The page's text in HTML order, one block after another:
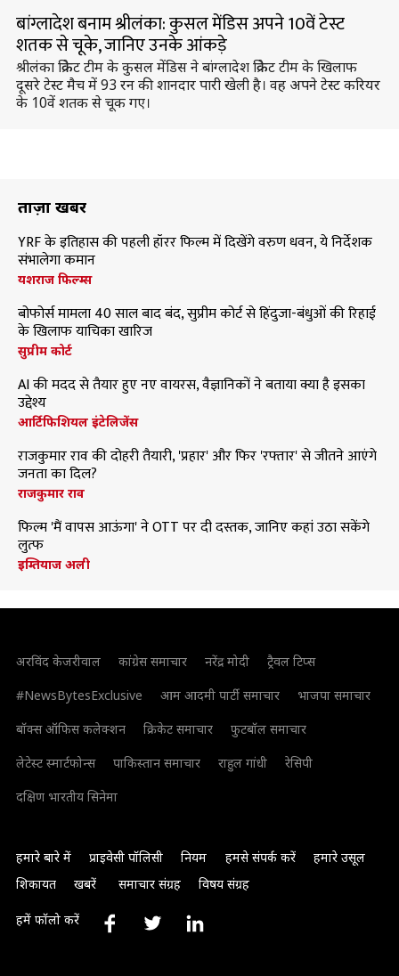
बांग्लादेश बनाम श्रीलंका: कुसल मेंडिस अपने 10वें टेस्ट
शतक से चूके, जानिए उनके आंकड़े
श्रीलंका क्रिकेट टीम के कुसल मेंडिस ने बांग्लादेश क्रिकेट टीम के खिलाफ
दूसरे टेस्ट मैच में 93 रन की शानदार पारी खेली है। वह अपने टेस्ट करियर
के 10वें शतक से चूक गए।
ताज़ा खबरें
YRF के इतिहास की पहली हॉरर फिल्म में दिखेंगे वरुण धवन, ये निर्देशक
संभालेगा कमान
यशराज फिल्म्स
बोफोर्स मामला 40 साल बाद बंद, सुप्रीम कोर्ट से हिंदुजा-बंधुओं की रिहाई
के खिलाफ याचिका खारिज
सुप्रीम कोर्ट
AI की मदद से तैयार हुए नए वायरस, वैज्ञानिकों ने बताया क्या है इसका
उद्देश्य
आर्टिफिशियल इंटेलिजेंस
राजकुमार राव की दोहरी तैयारी, 'प्रहार' और फिर 'रफ्तार' से जीतने आएंगे
जनता का दिल?
राजकुमार राव
फिल्म 'मैं वापस आऊंगा' ने OTT पर दी दस्तक, जानिए कहां उठा सकेंगे
लुत्फ
इम्तियाज अली
अरविंद केजरीवाल कांग्रेस समाचार नरेंद्र मोदी
ट्रैवल टिप्स
#NewsBytesExclusive
आम आदमी पार्टी समाचार
भाजपा समाचार
बॉक्स ऑफिस कलेक्शन
क्रिकेट समाचार
फुटबॉल समाचार
लेटेस्ट स्मार्टफोन्स
पाकिस्तान समाचार राहुल गांधी
रेसिपी
दक्षिण भारतीय सिनेमा
हमारे बारे में प्राइवेसी पॉलिसी नियम हमसे संपर्क करें
हमारे उसूल
शिकायत
खबरें समाचार संग्रह विषय संग्रह
हमें फॉलो करें